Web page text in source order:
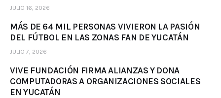
JULIO 16, 2026
MÁS DE 64 MIL PERSONAS VIVIERON LA PASIÓN
DEL FÚTBOL EN LAS ZONAS FAN DE YUCATÁN
JULIO 7, 2026
VIVE FUNDACIÓN FIRMA ALIANZAS Y DONA
COMPUTADORAS A ORGANIZACIONES SOCIALES
EN YUCATÁN